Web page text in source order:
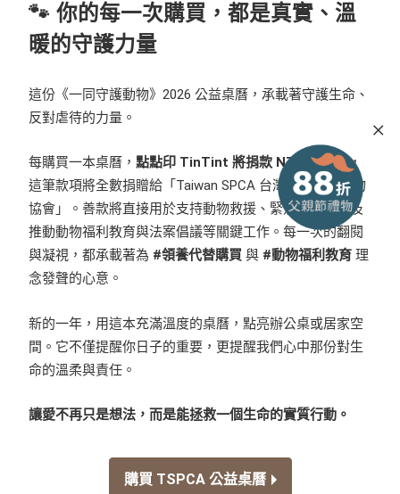
🐾 你的每一次購買，都是真實、溫
暖的守護力量
這份《一同守護動物》2026 公益桌曆，承載著守護生命、
反對虐待的力量。
每購買一本桌曆， 點點印 TinTint 將捐款 NT$ 200 元，
這筆款項將全數捐贈給「Taiwan SPCA 台灣防止虐待動物
協會」。善款將直接用於支持動物救援、緊急醫療，以及
推動動物福利教育與法案倡議等關鍵工作。每一次的翻閱
與凝視，都承載著為 #領養代替購買 與 #動物福利教育 理
念發聲的心意。
新的一年，用這本充滿溫度的桌曆，點亮辦公桌或居家空
間。它不僅提醒你日子的重要，更提醒我們心中那份對生
命的溫柔與責任。
讓愛不再只是想法，而是能拯救一個生命的實質行動。
購買 TSPCA 公益桌曆